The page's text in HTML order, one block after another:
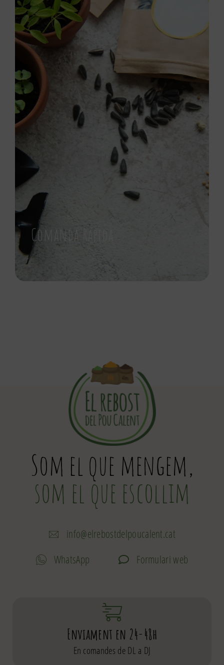
Comanda Rápida
Som el que mengem,
som el que escollim
info@elrebostdelpoucalent.cat
WhatsApp
Formulari web
Enviament en 24-48h
En comandes de DL a DJ